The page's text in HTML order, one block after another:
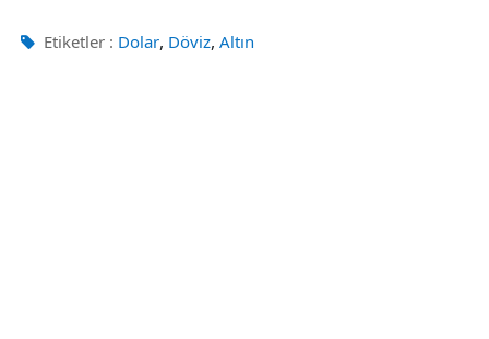
Etiketler : Dolar, Döviz, Altın